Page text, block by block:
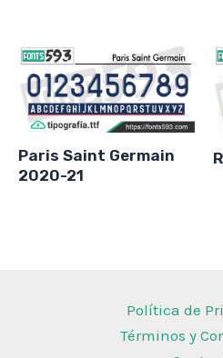
Paris Saint Germain
2020-21
Política de
Términos y